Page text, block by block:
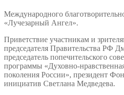
Международного
«Лучезарный Ангел».
Приветствие участникам и
председателя Правительства РФ
председатель попечительского
программы «Духовно-
поколения России», президент
инициатив Светлана Медведева.